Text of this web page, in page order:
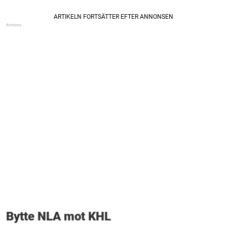
Bytte NLA mot KHL